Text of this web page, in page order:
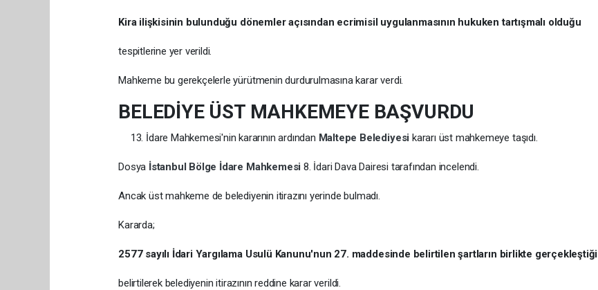
Kira ilişkisinin bulunduğu dönemler açısından ecrimisil uygulanmasının hukuken tartışmalı olduğu
tespitlerine yer verildi.
Mahkeme bu gerekçelerle yürütmenin durdurulmasına karar verdi.
BELEDİYE ÜST MAHKEMEYE BAŞVURDU
İdare Mahkemesi'nin kararının ardından Maltepe Belediyesi kararı üst mahkemeye taşıdı.
Dosya İstanbul Bölge İdare Mahkemesi 8. İdari Dava Dairesi tarafından incelendi.
Ancak üst mahkeme de belediyenin itirazını yerinde bulmadı.
Kararda;
2577 sayılı İdari Yargılama Usulü Kanunu'nun 27. maddesinde belirtilen şartların birlikte gerçekleştiği
belirtilerek belediyenin itirazının reddine karar verildi.